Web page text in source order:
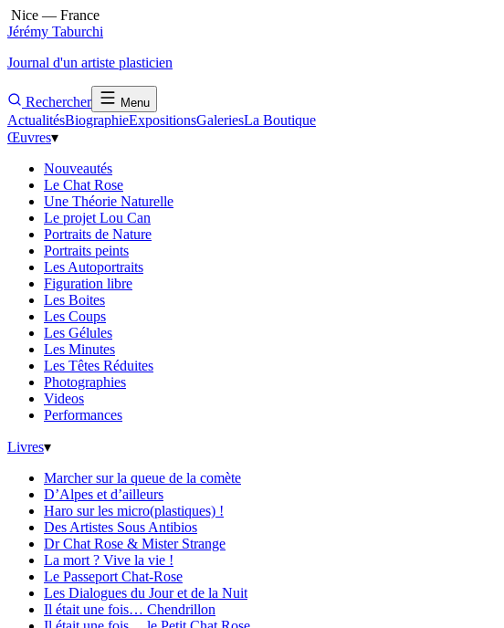
Nice — France
Jérémy Taburchi
Journal d'un artiste plasticien
Rechercher Menu
ActualitésBiographieExpositionsGaleriesLa Boutique
Œuvres▾
Nouveautés
Le Chat Rose
Une Théorie Naturelle
Le projet Lou Can
Portraits de Nature
Portraits peints
Les Autoportraits
Figuration libre
Les Boites
Les Coups
Les Gélules
Les Minutes
Les Têtes Réduites
Photographies
Videos
Performances
Livres▾
Marcher sur la queue de la comète
D’Alpes et d’ailleurs
Haro sur les micro(plastiques) !
Des Artistes Sous Antibios
Dr Chat Rose & Mister Strange
La mort ? Vive la vie !
Le Passeport Chat-Rose
Les Dialogues du Jour et de la Nuit
Il était une fois… Chendrillon